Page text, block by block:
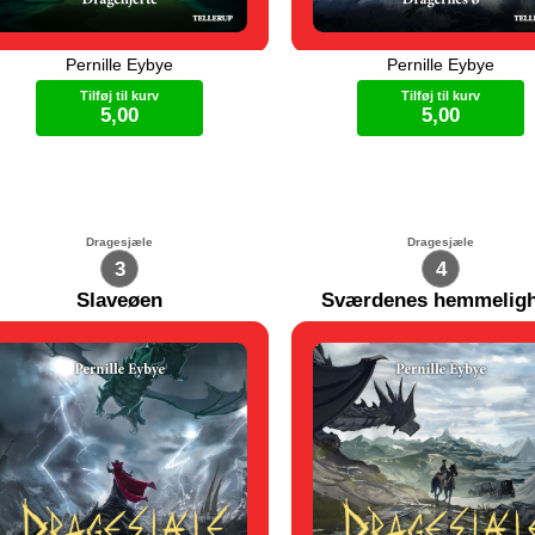
angreb mod Inis slår fejl.
er gået galt, og hun er endnu
end før. Milar opsøger
på slottet og må kæmpe for sin
dragerne og rebellerne. Han
Pernille Eybye
Tilføj til kurv
5,00
Rebellernes fremtid ser dyster
er ikke nok til at gå i krig mod
de må klare sig uden Sirra.
har en plan. Han vil bede
om hjælp. Det er en farlig plan,
Pernille Eybye
Tilføj til kurv
5,00
3
Dragesjæle
Slaveøen
4
Dragesjæle
Sværdenes